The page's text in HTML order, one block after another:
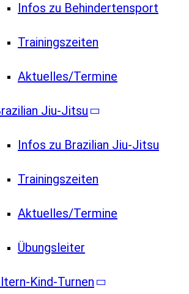
Infos zu Behindertensport
Trainingszeiten
Aktuelles/Termine
Jiu-Jitsu
Infos zu Brazilian Jiu-Jitsu
Trainingszeiten
Aktuelles/Termine
Übungsleiter
Kind-Turnen